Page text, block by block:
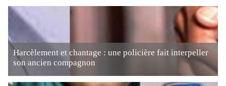
Harcèlement et chantage : une policière fait interpeller
son ancien compagnon